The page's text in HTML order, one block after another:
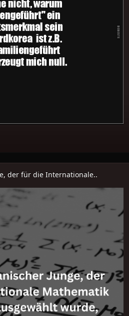
der für die Internationale..